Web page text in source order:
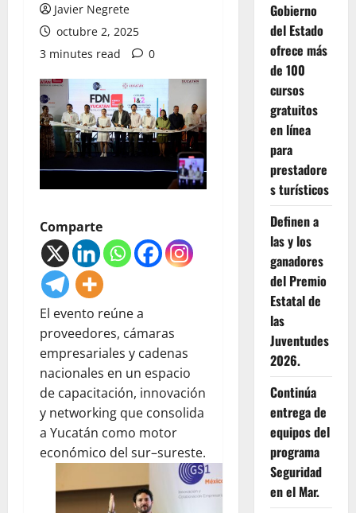
Javier Negrete
octubre 2, 2025
3 minutes read
0
Comparte
El evento reúne a
proveedores, cámaras
empresariales y cadenas
nacionales en un espacio
de capacitación, innovación
y networking que consolida
a Yucatán como motor
económico del sur–sureste.
Gobierno
del Estado
ofrece más
de 100
cursos
gratuitos
en línea
para
prestadore
s turísticos
Definen a
las y los
ganadores
del Premio
Estatal de
las
Juventudes
2026.
Continúa
entrega de
equipos del
programa
Seguridad
en el Mar.